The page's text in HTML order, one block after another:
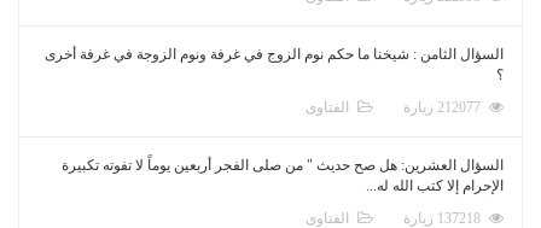
السؤال الثامن : شيخنا ما حكم نوم الزوج في غرفة ونوم الزوجة في غرفة أخرى
؟
الفتاوى
السؤال العشرين: هل صح حديث " من صلى الفجر أربعين يوماً لا تفوته تكبيرة
الإحرام إلا كتب الله له...
الفتاوى